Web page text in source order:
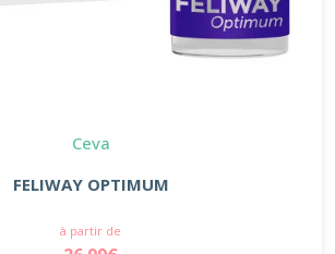
Ceva
FELIWAY OPTIMUM
à partir de